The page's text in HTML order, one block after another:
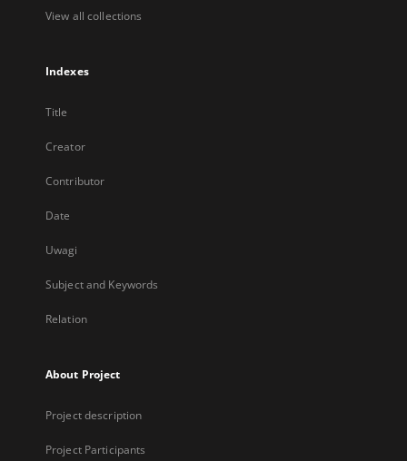
View all collections
Indexes
Title
Creator
Contributor
Date
Uwagi
Subject and Keywords
Relation
About Project
Project description
Project Participants